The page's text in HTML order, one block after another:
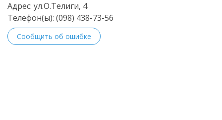
Адрес: ул.О.Телиги, 4
Телефон(ы): (098) 438-73-56
Сообщить об ошибке